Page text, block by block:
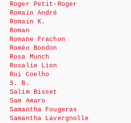
Roger Petit-Roger
Romain André
Romain K.
Roman
Romane Frachon
Roméo Bondon
Rosa Munch
Rosalie Lion
Rui Coelho
S. B.
Salim Bisset
Sam Amaro
Samantha Fougeras
Samantha Lavergnolle